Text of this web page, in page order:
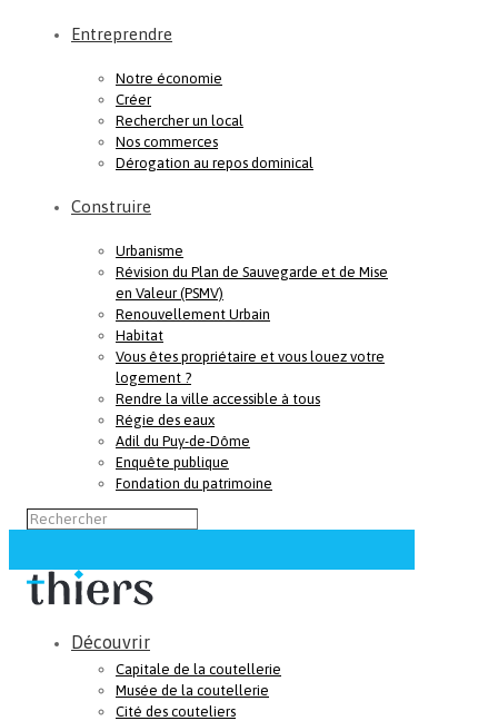
Entreprendre
Notre économie
Créer
Rechercher un local
Nos commerces
Dérogation au repos dominical
Construire
Urbanisme
Révision du Plan de Sauvegarde et de Mise
en Valeur (PSMV)
Renouvellement Urbain
Habitat
Vous êtes propriétaire et vous louez votre
logement ?
Rendre la ville accessible à tous
Régie des eaux
Adil du Puy-de-Dôme
Enquête publique
Fondation du patrimoine
Découvrir
Capitale de la coutellerie
Musée de la coutellerie
Cité des couteliers